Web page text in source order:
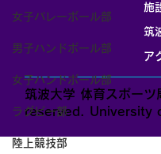
女子バレーボール部
男子ハンドボール部
女子ハンドボール部
ラグビー部
陸上競技部
施
筑
ア
筑波大学 体育スポー
reserved. University